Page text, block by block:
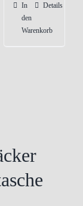
In
den
Warenkorb
Details